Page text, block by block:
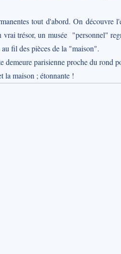
tout d'abord. On découvre
vrai trésor, un musée "personnel"
au fil des pièces de la "maison".
demeure parisienne proche du rond
la maison ; étonnante !